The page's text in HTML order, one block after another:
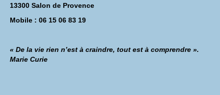
13300 Salon de Provence
Mobile : 06 15 06 83 19
« De la vie rien n’est à craindre, tout est à comprendre ».
Marie Curie